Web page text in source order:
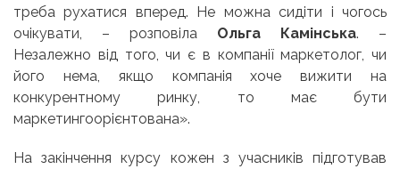
треба рухатися вперед. Не можна сидіти і чогось
очікувати, – розповіла Ольга Камінська. –
Незалежно від того, чи є в компанії маркетолог, чи
його нема, якщо компанія хоче вижити на
конкурентному ринку, то має бути
маркетингоорієнтована».
На закінчення курсу кожен з учасників підготував